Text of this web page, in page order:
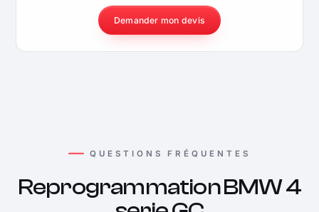
Demander mon devis
QUESTIONS FRÉQUENTES
Reprogrammation BMW 4